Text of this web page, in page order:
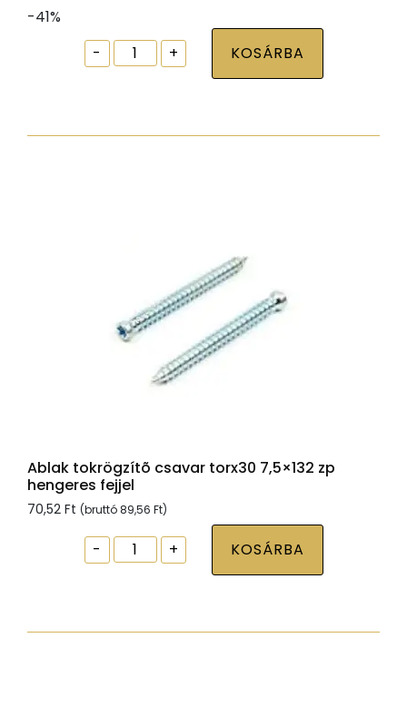
34,70 Ft.20,46 Ft.
-41%
-
Ácsszerkezeti
csavar,
fejjel,
+ KOSÁRBA
Ablak tokrögzítõ csavar torx30 7,5×132 zp
hengeres fejjel
70,52 Ft (bruttó89,56 Ft)
-
Ablak
tokrögzítõ
7,5x132
+ KOSÁRBA